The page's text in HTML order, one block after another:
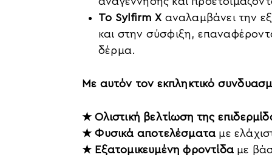
Το Sylfirm X αναλαμβάνει την
και στην σύσφιξη,
δέρμα.
Με αυτόν τον εκπληκτικό
★ Ολιστική βελτίωση της
★ Φυσικά αποτελέσματα με
★ Εξατομικευμένη φροντίδα με